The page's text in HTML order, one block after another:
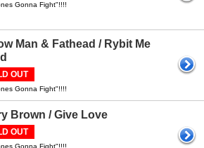
Gonna Fight"!!!!
Man & Fathead / Rybit Me
OUT
Gonna Fight"!!!!
Brown / Give Love
OUT
Gonna Fight"!!!!